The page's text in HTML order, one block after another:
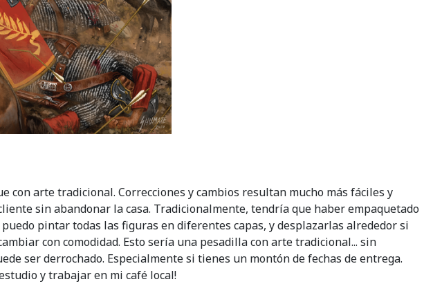
arte tradicional. Correcciones y cambios resultan mucho más fáciles y
sin abandonar la casa. Tradicionalmente, tendría que haber empaquetado
pintar todas las figuras en diferentes capas, y desplazarlas alrededor si
con comodidad. Esto sería una pesadilla con arte tradicional... sin
ser derrochado. Especialmente si tienes un montón de fechas de entrega.
y trabajar en mi café local!